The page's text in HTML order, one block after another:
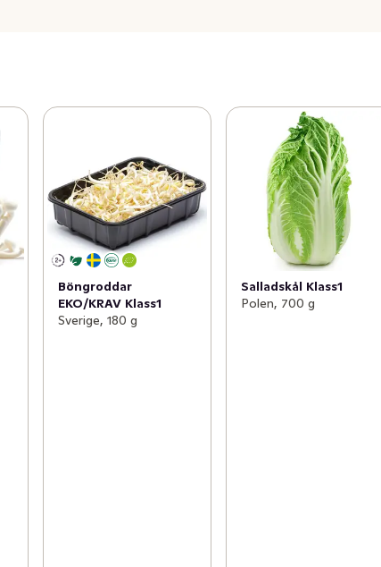
Böngroddar
EKO/KRAV Klass1
Sverige, 180 g
Salladskål Klass1
Polen, 700 g